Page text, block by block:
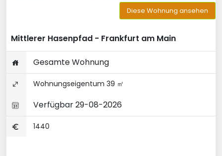
Diese Wohnung ansehen
Mittlerer Hasenpfad - Frankfurt am Main
Gesamte Wohnung
Wohnungseigentum 39 ㎡
Verfügbar 29-08-2026
1440